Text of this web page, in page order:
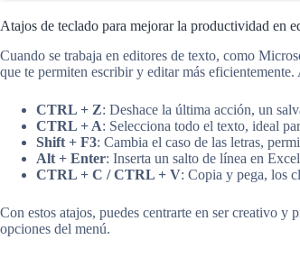
Atajos de teclado para mejorar la productividad en
Cuando se trabaja en editores de texto, como
que te permiten escribir y editar más
CTRL + Z: Deshace la última acción, un
CTRL + A: Selecciona todo el texto, ideal
Shift + F3: Cambia el caso de las letras,
Alt + Enter: Inserta un salto de línea en
CTRL + C / CTRL + V: Copia y pega, los
Con estos atajos, puedes centrarte en ser creativo
opciones del menú.